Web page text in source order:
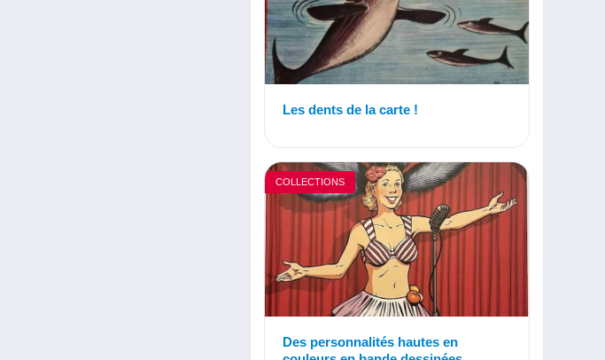
Les dents de la carte !
COLLECTIONS
Des personnalités hautes en